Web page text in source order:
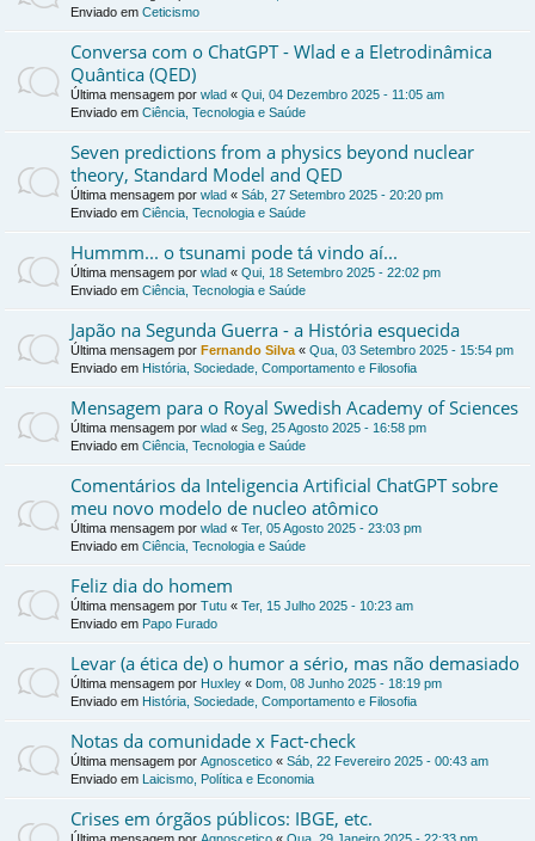
Enviado em Ceticismo
Conversa com o ChatGPT - Wlad e a Eletrodinâmica
Quântica (QED)
Última mensagem por wlad « Qui, 04 Dezembro 2025 - 11:05 am
Enviado em Ciência, Tecnologia e Saúde
Seven predictions from a physics beyond nuclear
theory, Standard Model and QED
Última mensagem por wlad « Sáb, 27 Setembro 2025 - 20:20 pm
Enviado em Ciência, Tecnologia e Saúde
Hummm... o tsunami pode tá vindo aí...
Última mensagem por wlad « Qui, 18 Setembro 2025 - 22:02 pm
Enviado em Ciência, Tecnologia e Saúde
Japão na Segunda Guerra - a História esquecida
Última mensagem por Fernando Silva « Qua, 03 Setembro 2025 - 15:54 pm
Enviado em História, Sociedade, Comportamento e Filosofia
Mensagem para o Royal Swedish Academy of Sciences
Última mensagem por wlad « Seg, 25 Agosto 2025 - 16:58 pm
Enviado em Ciência, Tecnologia e Saúde
Comentários da Inteligencia Artificial ChatGPT sobre
meu novo modelo de nucleo atômico
Última mensagem por wlad « Ter, 05 Agosto 2025 - 23:03 pm
Enviado em Ciência, Tecnologia e Saúde
Feliz dia do homem
Última mensagem por Tutu « Ter, 15 Julho 2025 - 10:23 am
Enviado em Papo Furado
Levar (a ética de) o humor a sério, mas não demasiado
Última mensagem por Huxley « Dom, 08 Junho 2025 - 18:19 pm
Enviado em História, Sociedade, Comportamento e Filosofia
Notas da comunidade x Fact-check
Última mensagem por Agnoscetico « Sáb, 22 Fevereiro 2025 - 00:43 am
Enviado em Laicismo, Política e Economia
Crises em órgãos públicos: IBGE, etc.